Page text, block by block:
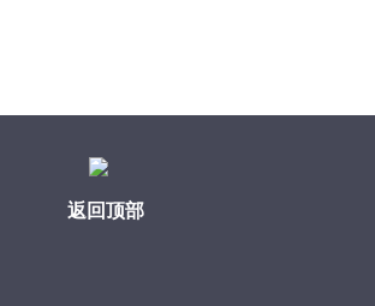
返回顶部